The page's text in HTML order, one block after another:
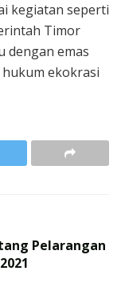
kegiatan seperti
Timor
dengan emas
ekokrasi
Pelarangan